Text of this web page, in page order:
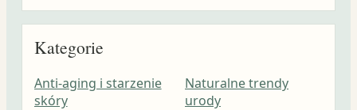
Kategorie
Anti-aging i starzenie
skóry
Naturalne trendy
urody